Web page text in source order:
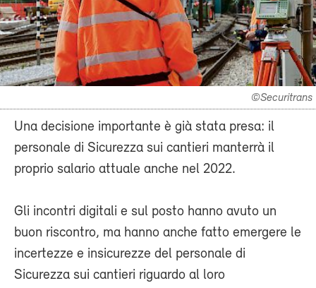
©Securitrans
Una decisione importante è già stata presa: il
personale di Sicurezza sui cantieri manterrà il
proprio salario attuale anche nel 2022.
Gli incontri digitali e sul posto hanno avuto un
buon riscontro, ma hanno anche fatto emergere le
incertezze e insicurezze del personale di
Sicurezza sui cantieri riguardo al loro